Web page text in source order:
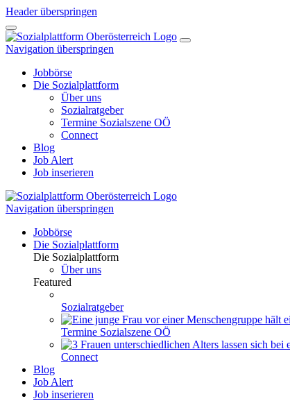
Header überspringen
Navigation überspringen
Jobbörse
Die Sozialplattform
Über uns
Sozialratgeber
Termine Sozialszene OÖ
Connect
Blog
Job Alert
Job inserieren
Navigation überspringen
Jobbörse
Die Sozialplattform
Die Sozialplattform
Über uns
Featured
Sozialratgeber
Termine Sozialszene OÖ
Connect
Blog
Job Alert
Job inserieren